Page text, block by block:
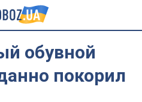
обувной
покорил